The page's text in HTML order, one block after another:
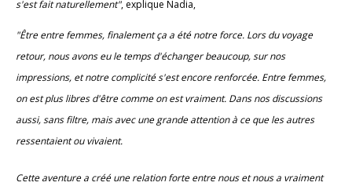
s'est fait naturellement", explique Nadia,
"Être entre femmes, finalement ça a été notre force. Lors du voyage
retour, nous avons eu le temps d'échanger beaucoup, sur nos
impressions, et notre complicité s'est encore renforcée. Entre femmes,
on est plus libres d'être comme on est vraiment. Dans nos discussions
aussi, sans filtre, mais avec une grande attention à ce que les autres
ressentaient ou vivaient.
Cette aventure a créé une relation forte entre nous et nous a vraiment